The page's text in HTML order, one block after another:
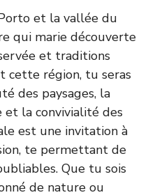
et la vallée du
qui marie découverte
et traditions
cette région, tu seras
des paysages, la
et la convivialité des
est une invitation à
te permettant de
Que tu sois
de nature ou